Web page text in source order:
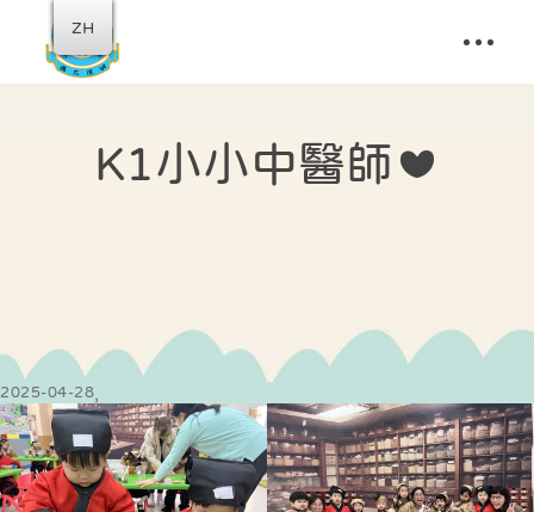
K1小小中醫師❤️
2025-04-28
ZH